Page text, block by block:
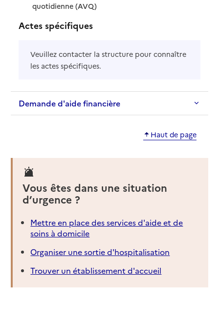
quotidienne (AVQ): disponible
: non disponible
Actes spécifiques
Veuillez contacter la structure pour connaître
les actes spécifiques.
Demande d'aide financière
Haut de page
Vous êtes dans une situation
d’urgence ?
Mettre en place des services d'aide et de
soins à domicile
Organiser une sortie d'hospitalisation
Trouver un établissement d'accueil